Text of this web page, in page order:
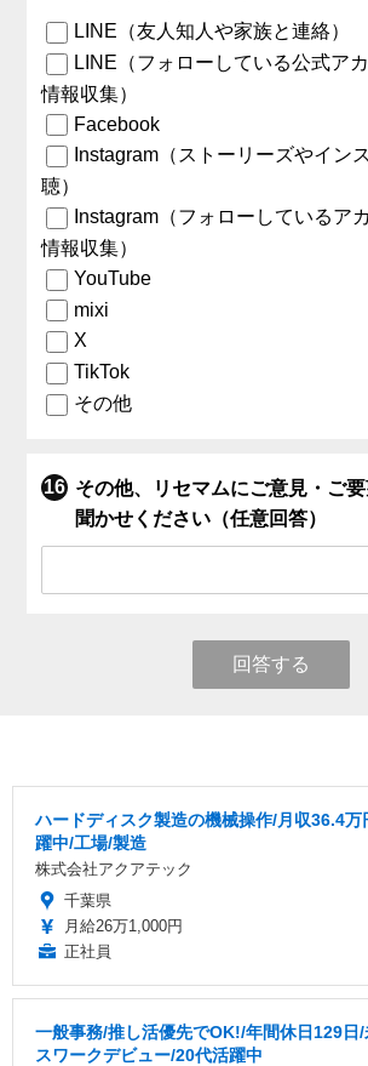
LINE（友人知人や家族と連絡）
LINE（フォローしている公式ア
情報収集）
Facebook
Instagram（ストーリーズやイン
聴）
Instagram（フォローしているア
情報収集）
YouTube
mixi
X
TikTok
その他
その他、リセマムにご意見・ご
聞かせください（任意回答）
回答する
ハードディスク製造の機械操作/月収36.4
躍中/工場/製造
株式会社アクアテック
千葉県
月給26万1,000円
正社員
一般事務/推し活優先でOK!/年間休日129日/
スワークデビュー/20代活躍中